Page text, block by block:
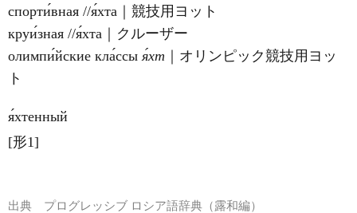
спорти́вная //я́хта｜競技用ヨット
круи́зная //я́хта｜クルーザー
олимпи́йские кла́ссыя́хт ｜オリンピック競技用ヨッ
ト
я́хтенный
[形1]
出典 プログレッシブ ロシア語辞典（露和編）